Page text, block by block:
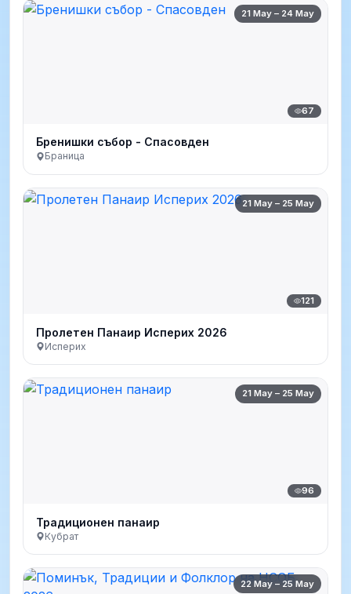
21 May – 24 May
67
Бренишки събор - Спасовден
Браница
21 May – 25 May
121
Пролетен Панаир Исперих 2026
Исперих
21 May – 25 May
96
Традиционен панаир
Кубрат
22 May – 25 May